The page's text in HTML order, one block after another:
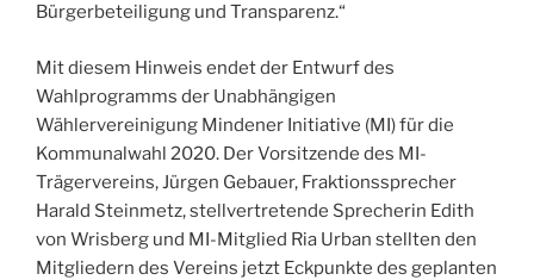
Bürgerbeteiligung und Transparenz.“
Mit diesem Hinweis endet der Entwurf des
Wahlprogramms der Unabhängigen
Wählervereinigung Mindener Initiative (MI) für die
Kommunalwahl 2020. Der Vorsitzende des MI-
Trägervereins, Jürgen Gebauer, Fraktionssprecher
Harald Steinmetz, stellvertretende Sprecherin Edith
von Wrisberg und MI-Mitglied Ria Urban stellten den
Mitgliedern des Vereins jetzt Eckpunkte des geplanten